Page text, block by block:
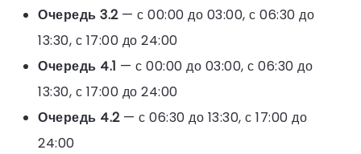
Очередь 3.2— с 00:00 до 03:00, с 06:30 до
13:30, с 17:00 до 24:00
Очередь 4.1 — с 00:00 до 03:00, с 06:30 до
13:30, с 17:00 до 24:00
Очередь 4.2— с 06:30 до 13:30, с 17:00 до
24:00